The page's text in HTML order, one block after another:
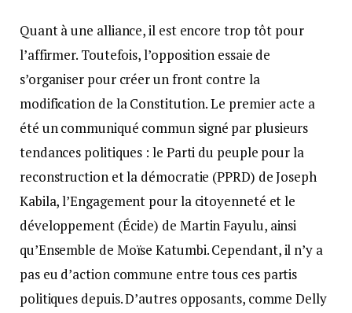
Quant à une alliance, il est encore trop tôt pour
l’affirmer. Toutefois, l’opposition essaie de
s’organiser pour créer un front contre la
modification de la Constitution. Le premier acte a
été un communiqué commun signé par plusieurs
tendances politiques : le Parti du peuple pour la
reconstruction et la démocratie (PPRD) de Joseph
Kabila, l’Engagement pour la citoyenneté et le
développement (Écide) de Martin Fayulu, ainsi
qu’Ensemble de Moïse Katumbi. Cependant, il n’y a
pas eu d’action commune entre tous ces partis
politiques depuis. D’autres opposants, comme Delly